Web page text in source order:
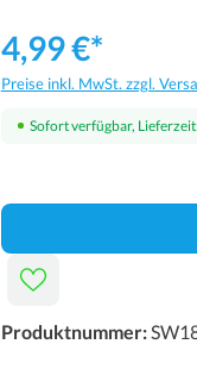
4,99 €*
Preise inkl. MwSt. zzgl.
Sofort verfügbar,
Produktnummer: